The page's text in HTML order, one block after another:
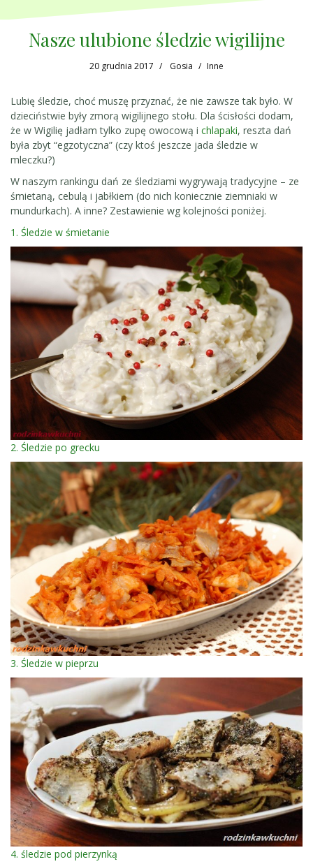
Nasze ulubione śledzie wigilijne
20 grudnia 2017 Gosia Inne
Lubię śledzie, choć muszę przyznać, że nie zawsze tak było. W
dzieciństwie były zmorą wigilijnego stołu. Dla ścisłości dodam,
że w Wigilię jadłam tylko zupę owocową i chlapaki, reszta dań
była zbyt “egzotyczna” (czy ktoś jeszcze jada śledzie w
mleczku?)
W naszym rankingu dań ze śledziami wygrywają tradycyjne – ze
śmietaną, cebulą i jabłkiem (do nich koniecznie ziemniaki w
mundurkach). A inne? Zestawienie wg kolejności poniżej.
1. Śledzie w śmietanie
2. Śledzie po grecku
3. Śledzie w pieprzu
4. śledzie pod pierzynką